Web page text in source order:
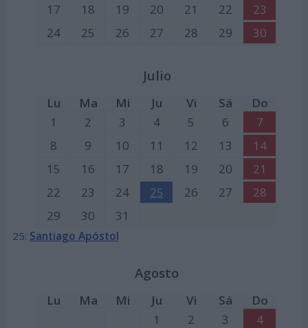
17
18 19 20 21 22
23
24
25 26 27 28 29 30
Julio
Lu Ma Mi Ju Vi Sá
Do
1
2 3 4 5 6
7
8
9 10 11 12 13
14
15
16 17 18 19 20
21
22
23 24 25 26 27
28
29
30 31
25: Santiago Apóstol
Agosto
Lu Ma Mi Ju Vi Sá
Do
1
2 3
4